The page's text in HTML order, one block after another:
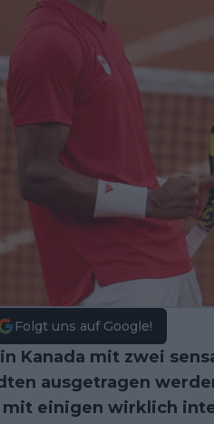
Folgt uns auf Google!
Kanada mit zwei
ausgetragen
einigen wirklich